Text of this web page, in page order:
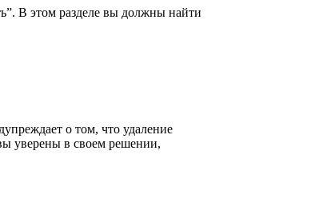
В этом разделе вы должны найти
о том, что удаление
уверены в своем решении,